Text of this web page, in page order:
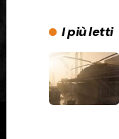
I più letti